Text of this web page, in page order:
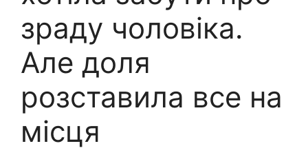
зраду чоловіка.
Але доля
розставила все на
місця